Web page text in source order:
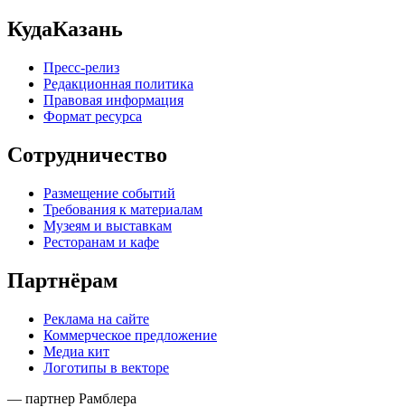
КудаКазань
Пресс-релиз
Редакционная политика
Правовая информация
Формат ресурса
Сотрудничество
Размещение событий
Требования к материалам
Музеям и выставкам
Ресторанам и кафе
Партнёрам
Реклама на сайте
Коммерческое предложение
Медиа кит
Логотипы в векторе
— партнер Рамблера